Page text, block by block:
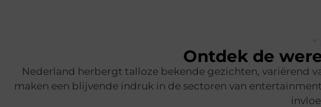
"
Ontdek de
Nederland herbergt talloze bekende gezichten, variërend
maken een blijvende indruk in de sectoren van